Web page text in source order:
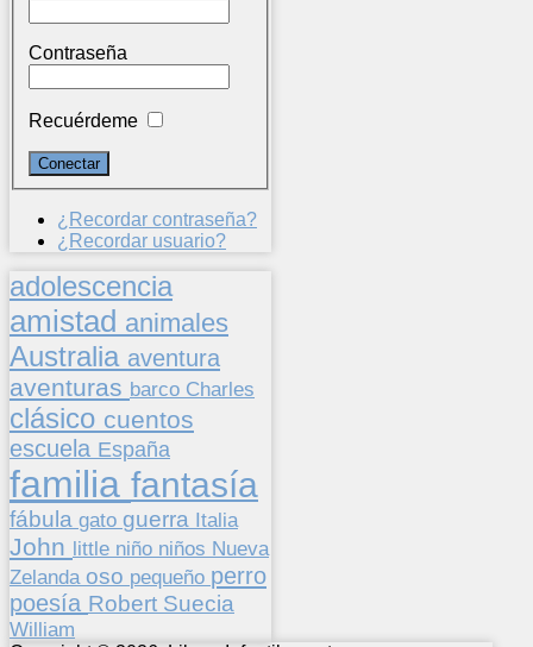
Contraseña
Recuérdeme
¿Recordar contraseña?
¿Recordar usuario?
adolescencia
amistad animales
Australia aventura
aventuras barco Charles
clásico cuentos
escuela España
familia fantasía
fábula gato guerra Italia
John little niño niños Nueva
Zelanda oso pequeño perro
poesía Robert Suecia
William